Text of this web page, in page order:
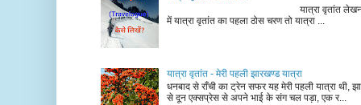
यात्रा वृतांत लेखन के चरण
में यात्रा वृतांत का पहला ठोस चरण तो यात्रा ...
यात्रा वृतांत - मेरी पहली झारखण्ड यात्रा
धनबाद से राँची का ट्रेन सफर यह मेरी पहली यात्रा थी,
से दून एक्सप्रेस से अपने भाई के संग चल पड़ा, एक र...